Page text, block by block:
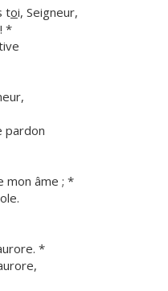
toi, Seigneur,
*
pardon
mon âme ; *
*